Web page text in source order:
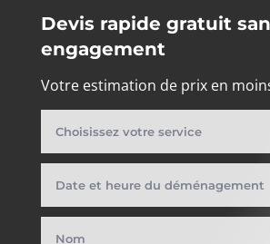
Devis rapide gratuit
engagement
Votre estimation de prix en